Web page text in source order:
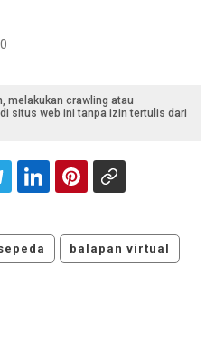
melakukan crawling atau
situs web ini tanpa izin tertulis dari
balapan virtual